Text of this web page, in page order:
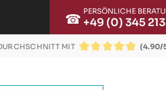
☎ PERSÖNLICHE
+49 (0) 345
MIT
(4.90/